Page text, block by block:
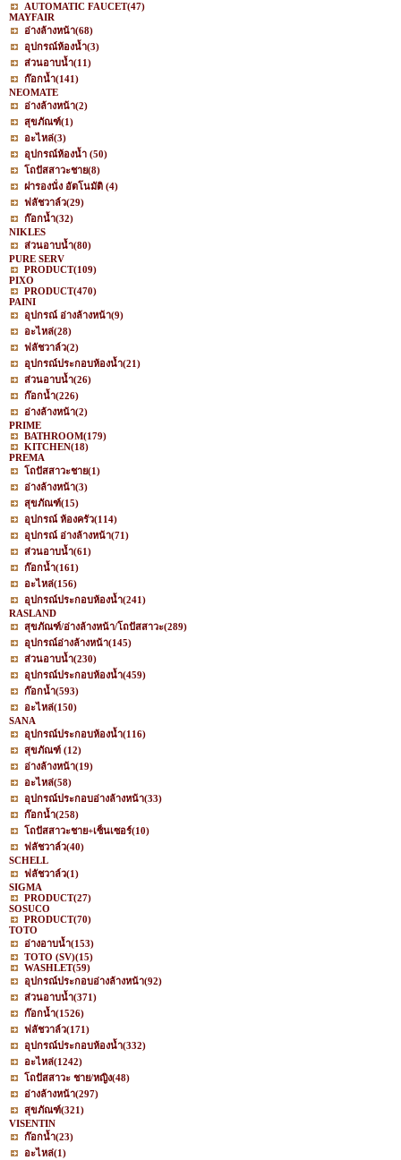
AUTOMATIC FAUCET(47)
MAYFAIR
อ่างล้างหน้า(68)
อุปกรณ์ห้องน้ำ(3)
ส่วนอาบน้ำ(11)
ก๊อกน้ำ(141)
NEOMATE
อ่างล้างหน้า(2)
สุขภัณฑ์(1)
อะไหล่(3)
อุปกรณ์ห้องน้ำ (50)
โถปัสสาวะชาย(8)
ฝารองนั่ง อัตโนมัติ (4)
ฟลัชวาล์ว(29)
ก๊อกน้ำ(32)
NIKLES
ส่วนอาบน้ำ(80)
PURE SERV
PRODUCT(109)
PIXO
PRODUCT(470)
PAINI
อุปกรณ์ อ่างล้างหน้า(9)
อะไหล่(28)
ฟลัชวาล์ว(2)
อุปกรณ์ประกอบห้องน้ำ(21)
ส่วนอาบน้ำ(26)
ก๊อกน้ำ(226)
อ่างล้างหน้า(2)
PRIME
BATHROOM(179)
KITCHEN(18)
PREMA
โถปัสสาวะชาย(1)
อ่างล้างหน้า(3)
สุขภัณฑ์(15)
อุปกรณ์ ห้องครัว(114)
อุปกรณ์ อ่างล้างหน้า(71)
ส่วนอาบน้ำ(61)
ก๊อกน้ำ(161)
อะไหล่(156)
อุปกรณ์ประกอบห้องน้ำ(241)
RASLAND
สุขภัณฑ์/อ่างล้างหน้า/โถปัสสาวะ(289)
อุปกรณ์อ่างล้างหน้า(145)
ส่วนอาบน้ำ(230)
อุปกรณ์ประกอบห้องน้ำ(459)
ก๊อกน้ำ(593)
อะไหล่(150)
SANA
อุปกรณ์ประกอบห้องน้ำ(116)
สุขภัณฑ์ (12)
อ่างล้างหน้า(19)
อะไหล่(58)
อุปกรณ์ประกอบอ่างล้างหน้า(33)
ก๊อกน้ำ(258)
โถปัสสาวะชาย+เซ็นเซอร์(10)
ฟลัชวาล์ว(40)
SCHELL
ฟลัชวาล์ว(1)
SIGMA
PRODUCT(27)
SOSUCO
PRODUCT(70)
TOTO
อ่างอาบน้ำ(153)
TOTO (SV)(15)
WASHLET(59)
อุปกรณ์ประกอบอ่างล้างหน้า(92)
ส่วนอาบน้ำ(371)
ก๊อกน้ำ(1526)
ฟลัชวาล์ว(171)
อุปกรณ์ประกอบห้องน้ำ(332)
อะไหล่(1242)
โถปัสสาวะ ชาย/หญิง(48)
อ่างล้างหน้า(297)
สุขภัณฑ์(321)
VISENTIN
ก๊อกน้ำ(23)
อะไหล่(1)